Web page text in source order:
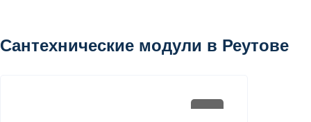
Сантехнические модули в Реутове